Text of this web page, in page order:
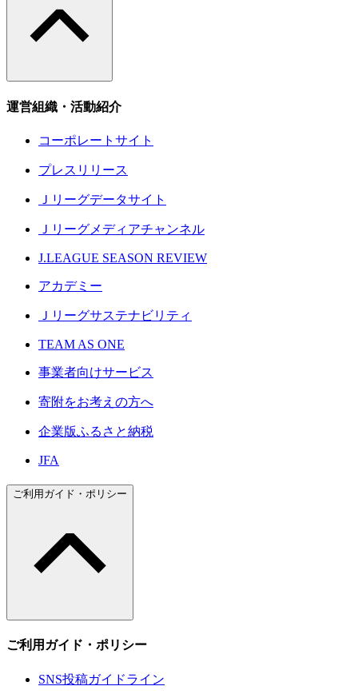
運営組織・活動紹介
コーポレートサイト
プレスリリース
Ｊリーグデータサイト
Ｊリーグメディアチャンネル
J.LEAGUE SEASON REVIEW
アカデミー
Ｊリーグサステナビリティ
TEAM AS ONE
事業者向けサービス
寄附をお考えの方へ
企業版ふるさと納税
JFA
ご利用ガイド・ポリシー
ご利用ガイド・ポリシー
SNS投稿ガイドライン